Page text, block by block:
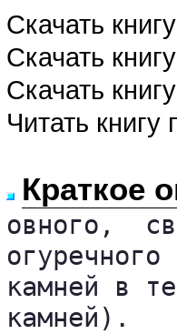
Скачать
Скачать
Скачать
Читать
Краткое
овного,
камней в
камней).